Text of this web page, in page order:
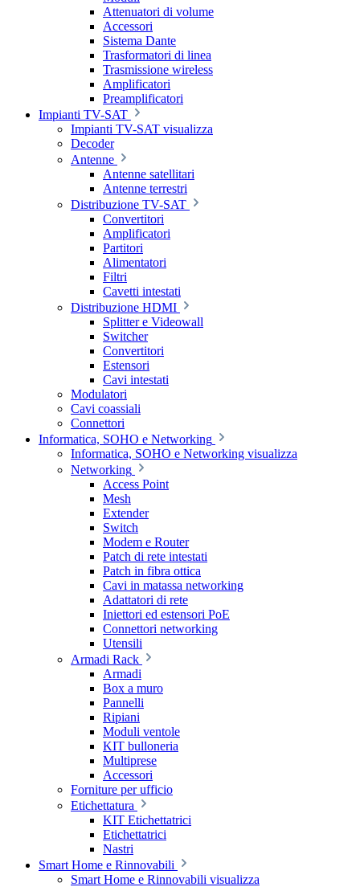
Attenuatori di volume
Accessori
Sistema Dante
Trasformatori di linea
Trasmissione wireless
Amplificatori
Preamplificatori
Impianti TV-SAT
Impianti TV-SAT visualizza
Decoder
Antenne
Antenne satellitari
Antenne terrestri
Distribuzione TV-SAT
Convertitori
Amplificatori
Partitori
Alimentatori
Filtri
Cavetti intestati
Distribuzione HDMI
Splitter e Videowall
Switcher
Convertitori
Estensori
Cavi intestati
Modulatori
Cavi coassiali
Connettori
Informatica, SOHO e Networking
Informatica, SOHO e Networking visualizza
Networking
Access Point
Mesh
Extender
Switch
Modem e Router
Patch di rete intestati
Patch in fibra ottica
Cavi in matassa networking
Adattatori di rete
Iniettori ed estensori PoE
Connettori networking
Utensili
Armadi Rack
Armadi
Box a muro
Pannelli
Ripiani
Moduli ventole
KIT bulloneria
Multiprese
Accessori
Forniture per ufficio
Etichettatura
KIT Etichettatrici
Etichettatrici
Nastri
Smart Home e Rinnovabili
Smart Home e Rinnovabili visualizza